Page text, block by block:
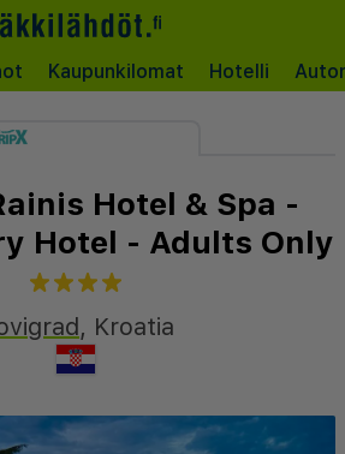
Kaupunkilomat Hotelli
Hotel & Spa -
Hotel - Adults Only
, Kroatia